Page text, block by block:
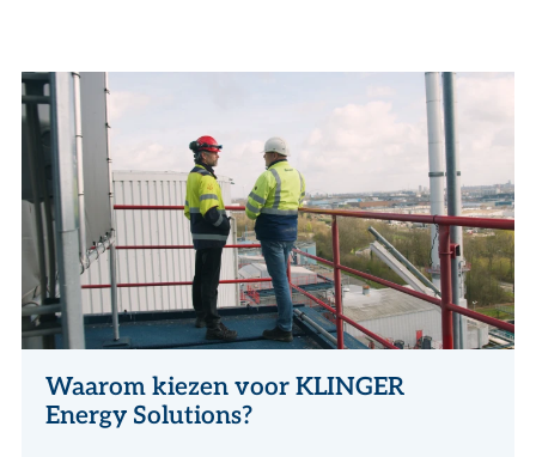
Waarom kiezen voor KLINGER
Energy Solutions?